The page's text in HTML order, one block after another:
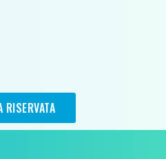
RISERVATA